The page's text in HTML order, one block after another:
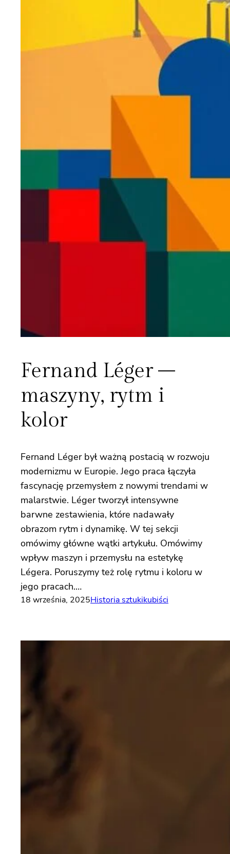
Fernand Léger –
maszyny, rytm i
kolor
Fernand Léger był ważną postacią w rozwoju
modernizmu w Europie. Jego praca łączyła
fascynację przemysłem z nowymi trendami w
malarstwie. Léger tworzył intensywne
barwne zestawienia, które nadawały
obrazom rytm i dynamikę. W tej sekcji
omówimy główne wątki artykułu. Omówimy
wpływ maszyn i przemysłu na estetykę
Légera. Poruszymy też rolę rytmu i koloru w
jego pracach.…
18 września, 2025Historia sztukikubiści